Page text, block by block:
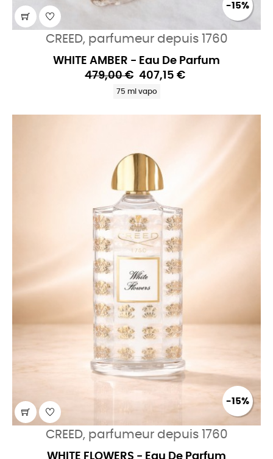
-15%
CREED, parfumeur depuis 1760
WHITE AMBER - Eau De Parfum
479,00 € 407,15 €
75 ml vapo
-15%
CREED, parfumeur depuis 1760
WHITE FLOWERS - Eau De Parfum